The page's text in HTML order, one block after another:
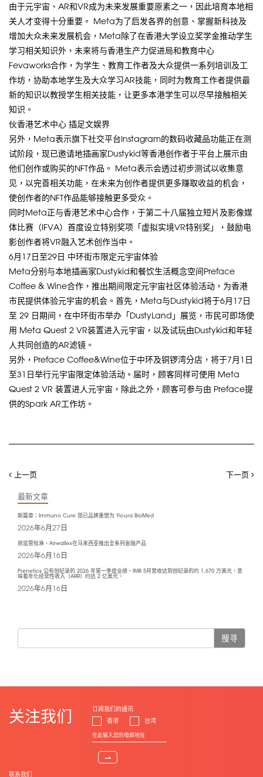
由于元宇宙、AR和VR成为未来发展重要原素之一，因此培育本地相
关人才变得十分重要。 Meta为了启发各界的创意、掌握新科技及
增加大众未来发展机会，Meta除了在香港大学设立奖学金推动学生
学习相关知识外，未来将与香港生产力促进局和教育中心
Fevaworks合作，为学生、教育工作者及大众提供一系列培训及工
作坊，协助本地学生及大众学习AR技能，同时为教育工作者提供最
新的知识以教授学生相关技能，让更多本港学生可以尽早接触相关
知识。
伙香港艺术中心 插足文娱界
另外，Meta表示旗下社交平台Instagram的数码收藏品功能正在测
试阶段，现已邀请地插画家Dustykid等香港创作者于平台上展示由
他们创作或购买的NFT作品。 Meta表示会透过初步测试以收集意
见，以完善相关功能，在未来为创作者提供更多赚取收益的机会，
使创作者的NFT作品能够接触更多受众。
同时Meta正与香港艺术中心合作，于第二十八届独立短片及影像媒
体比赛（IFVA）首度设立特别奖项「虚拟实境VR特别奖」，鼓励电
影创作者将VR融入艺术创作当中。
6月17日至29日 中环街市限定元宇宙体验
Meta分别与本地插画家Dustykid和餐饮生活概念空间Preface
Coffee & Wine合作，推出期间限定元宇宙社区体验活动，为香港
市民提供体验元宇宙的机会。首先，Meta与Dustykid将于6月17日
至 29 日期间，在中环街市举办「DustyLand」展览，市民可即场使
用 Meta Quest 2 VR装置进入元宇宙，以及试玩由Dustykid和年轻
人共同创造的AR滤镜。
另外，Preface Coffee&Wine位于中环及铜锣湾分店，将于7月1日
至31日举行元宇宙限定体验活动。届时，顾客同样可使用 Meta
Quest 2 VR 装置进人元宇宙，除此之外，顾客可参与由 Preface提
供的Spark AR工作坊。
上一页 下一页
最新文章
新篇章：Immuno Cure 现已品牌重塑为 Yicura BioMed
2026年6月27日
获监管批准，Airwallex在马来西亚推出全系列金融产品
2026年6月16日
Prenetics 公布创纪录的 2026 年第一季度业绩，IM8 5月营收达到创纪录的约 1,670 万美元，意
味着年化经常性收入（ARR）约达 2 亿美元。
2026年6月16日
搜寻
关注我们
订阅我们的通讯
香港
台湾
⇀
联系我们